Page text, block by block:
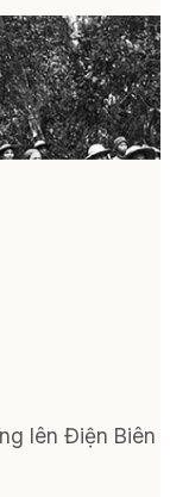
lên Điện Biên